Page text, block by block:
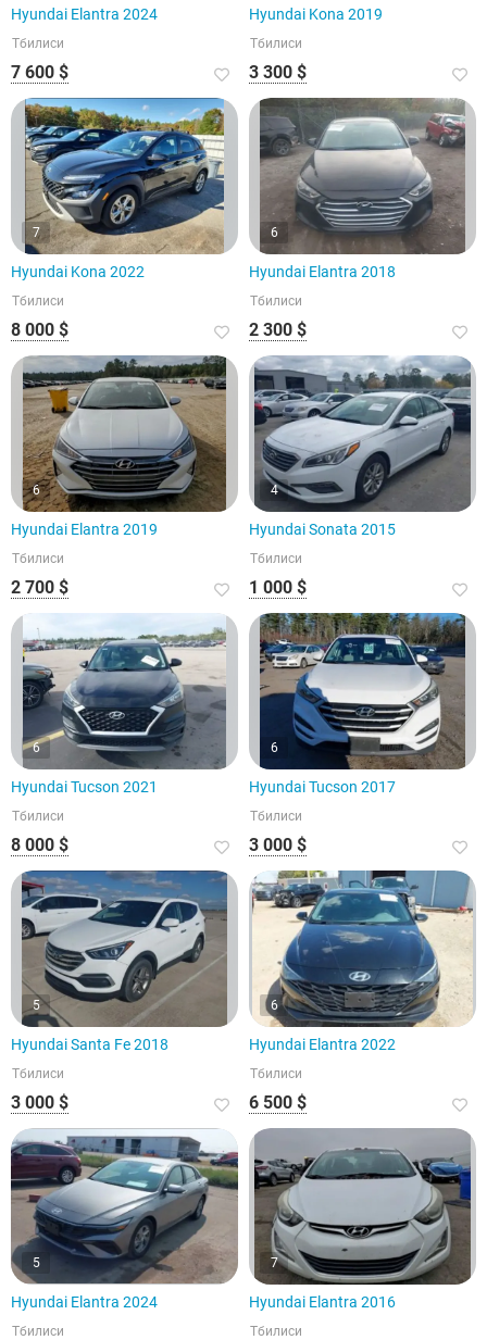
Hyundai Elantra 2024
Тбилиси
7 600 $
Hyundai Kona 2019
Тбилиси
3 300 $
7
Hyundai Kona 2022
Тбилиси
8 000 $
6
Hyundai Elantra 2018
Тбилиси
2 300 $
6
Hyundai Elantra 2019
Тбилиси
2 700 $
4
Hyundai Sonata 2015
Тбилиси
1 000 $
6
Hyundai Tucson 2021
Тбилиси
8 000 $
6
Hyundai Tucson 2017
Тбилиси
3 000 $
5
Hyundai Santa Fe 2018
Тбилиси
3 000 $
6
Hyundai Elantra 2022
Тбилиси
6 500 $
5
Hyundai Elantra 2024
Тбилиси
7
Hyundai Elantra 2016
Тбилиси